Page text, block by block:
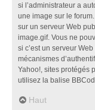
si l’administrateur a
une image sur le
sur un serveur Web
image.gif. Vous ne
si c’est un serveur
mécanismes
Yahoo!, sites protégés
utilisez la balise
Haut